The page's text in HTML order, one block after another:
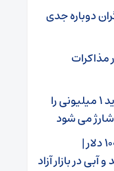
دوباره جدی
۲ کشور در مذاکرات
پزشکیان دستور واریز یارانه جدید ۱ میلیونی را
می شود
۳۵۰ هزار تومان اختلاف در هر ۱۰۰ دلار |
در بازار آزاد